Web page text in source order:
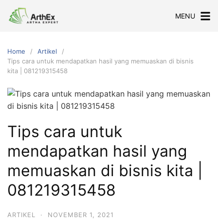
MENU
Home
Artikel
Tips cara untuk mendapatkan hasil yang memuaskan di bisnis
kita | 081219315458
Tips cara untuk
mendapatkan hasil yang
memuaskan di bisnis kita |
081219315458
ARTIKEL · NOVEMBER 1, 2021